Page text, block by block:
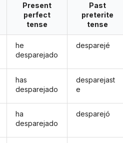
Present
perfect
tense
he
desparejado
has
desparejado
ha
desparejado
Past
preterite
tense
desparejé
desparejast
e
desparejó